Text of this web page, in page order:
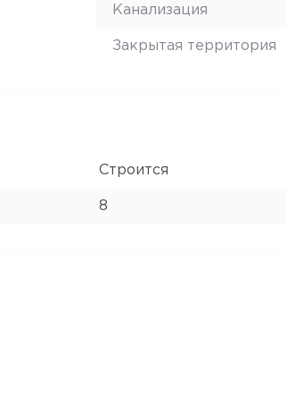
Канализация
Закрытая территория
Строится
8